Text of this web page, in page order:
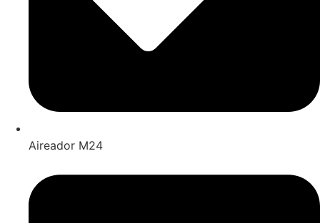
Aireador M24